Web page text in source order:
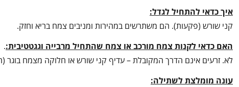
איך כדאי להתחיל לגדל:
קני שורש (פקעות). הם משתרשים במהירות ומניבים צמח בריא וחזק.
האם כדאי לקנות צמח מורכב או צמח שהתחיל מרבייה וגגטטיבית:.
לא. זרעים אינם הדרך המקובלת – עדיף קני שורש או חלוקה מצמח בוגר
עונה מומלצת לשתילה: